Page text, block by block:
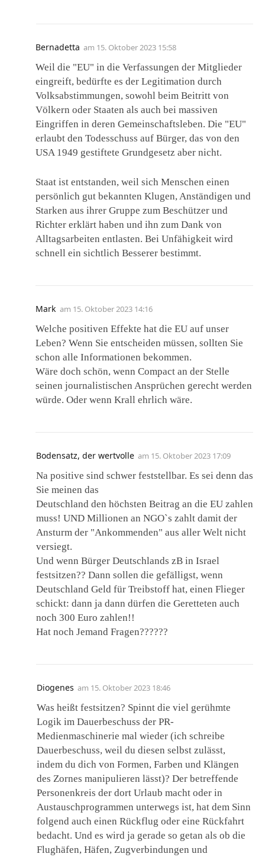
Bernadetta am 15. Oktober 2023 15:58
Weil die "EU" in die Verfassungen der Mitglieder
eingreift, bedürfte es der Legitimation durch
Volksabstimmungen, sowohl beim Beitritt von
Völkern oder Staaten als auch bei massiven
Eingriffen in deren Gemeinschaftsleben. Die "EU"
erlaubt den Todesschuss auf Bürger, das von den
USA 1949 gestiftete Grundgesetz aber nicht.
Staat ist entstanden, weil sich Menschen einen
persönlich gut bekannten Klugen, Anständigen und
Starken aus ihrer Gruppe zum Beschützer und
Richter erklärt haben und ihn zum Dank von
Alltagsarbeiten entlasten. Bei Unfähigkeit wird
schnell ein sichtlich Besserer bestimmt.
Mark am 15. Oktober 2023 14:16
Welche positiven Effekte hat die EU auf unser
Leben? Wenn Sie entscheiden müssen, sollten Sie
schon alle Informationen bekommen.
Wäre doch schön, wenn Compact an der Stelle
seinen journalistischen Ansprüchen gerecht werden
würde. Oder wenn Krall ehrlich wäre.
Bodensatz, der wertvolle am 15. Oktober 2023 17:09
Na positive sind schwer feststellbar. Es sei denn das
Sie meinen das
Deutschland den höchsten Beitrag an die EU zahlen
muss! UND Millionen an NGO`s zahlt damit der
Ansturm der "Ankommenden" aus aller Welt nicht
versiegt.
Und wenn Bürger Deutschlands zB in Israel
festsitzen?? Dann sollen die gefälligst, wenn
Deutschland Geld für Treibstoff hat, einen Flieger
schickt: dann ja dann dürfen die Geretteten auch
noch 300 Euro zahlen!!
Hat noch Jemand Fragen??????
Diogenes am 15. Oktober 2023 18:46
Was heißt festsitzen? Spinnt die viel gerühmte
Logik im Dauerbeschuss der PR-
Medienmaschinerie mal wieder (ich schreibe
Dauerbeschuss, weil du diesen selbst zulässt,
indem du dich von Formen, Farben und Klängen
des Zornes manipulieren lässt)? Der betreffende
Personenkreis der dort Urlaub macht oder in
Austauschprogrammen unterwegs ist, hat dem Sinn
folgend auch einen Rückflug oder eine Rückfahrt
bedacht. Und es wird ja gerade so getan als ob die
Flughäfen, Häfen, Zugverbindungen und